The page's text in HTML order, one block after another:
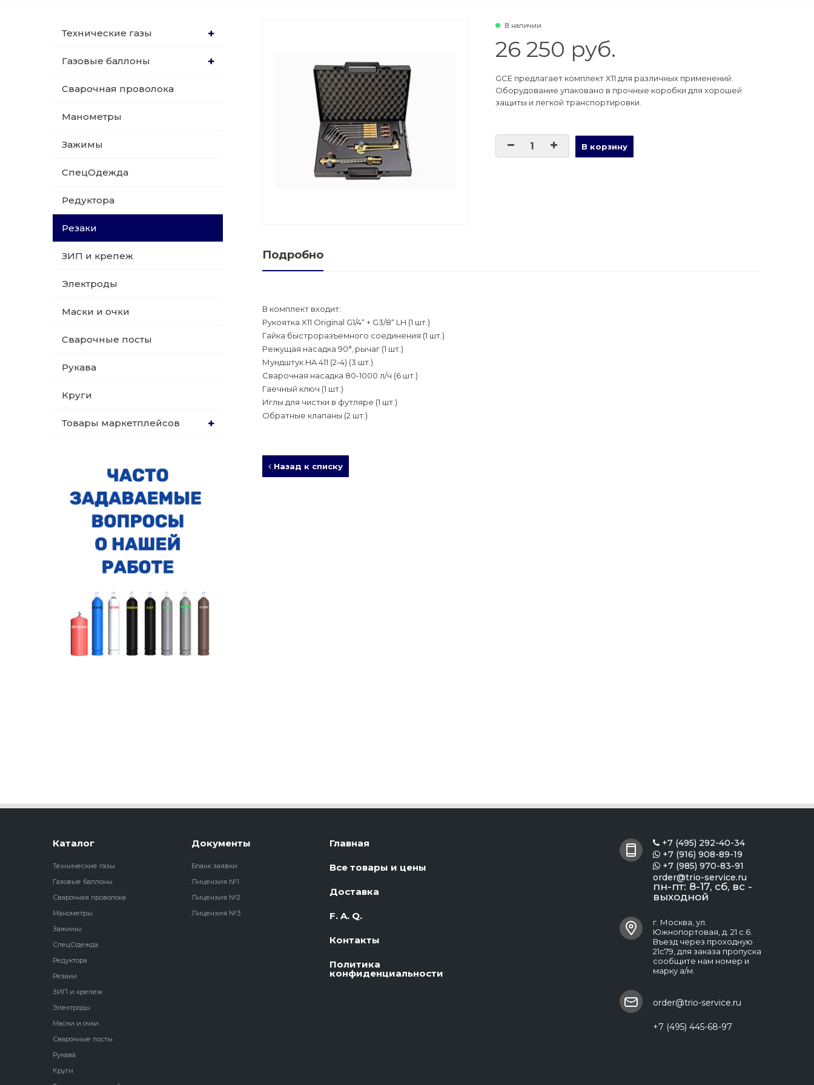
Обслуживание баллонов
Пропановые баллоны
Углекислотные баллоны
015 Рукава
Товары маркетплейсов
Технические газы
Газовые баллоны
Сварочная проволока
Манометры
Зажимы
СпецОдежда
Редуктора
Резаки
ЗИП и крепеж
Электроды
Маски и очки
Сварочные посты
Рукава
Круги
Товары маркетплейсов
В наличии
26 250 руб.
GCE предлагает комплект X11 для различных применений.
Оборудование упаковано в прочные коробки для хорошей
защиты и легкой транспортировки.
В корзину
Подробно
В комплект входит:
Рукоятка X11 Original G1/4“ + G3/8“ LH (1 шт.)
Гайка быстроразъемного соединения (1 шт.)
Режущая насадка 90°, рычаг (1 шт.)
Мундштук HA 411 (2-4) (3 шт.)
Сварочная насадка 80-1000 л/ч (6 шт.)
Гаечный ключ (1 шт.)
Иглы для чистки в футляре (1 шт.)
Обратные клапаны (2 шт.)
Назад к списку
Каталог
Технические газы
Газовые баллоны
Сварочная проволока
Манометры
Зажимы
СпецОдежда
Редуктора
Резаки
ЗИП и крепеж
Электроды
Маски и очки
Сварочные посты
Рукава
Круги
Документы
Бланк заявки
Лицензия №1
Лицензия №2
Лицензия №3
Главная
Все товары и цены
Доставка
F. A. Q.
Контакты
Политика
конфиденциальности
 +7 (495) 292-40-34
 +7 (916) 908-89-19
 +7 (985) 970-83-91
order@trio-service.ru
пн-пт: 8-17, сб, вс -
выходной
г. Москва, ул.
Южнопортовая, д. 21 с.6.
Въезд через проходную
21с79, для заказа пропуска
сообщите нам номер и
марку а/м.
order@trio-service.ru
+7 (495) 445-68-97